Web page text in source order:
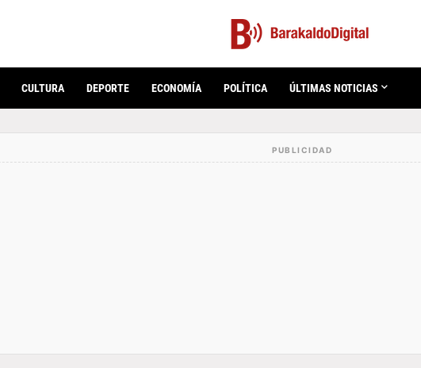
CULTURA DEPORTE ECONOMÍA POLÍTICA ÚLTIMAS NOTICIAS